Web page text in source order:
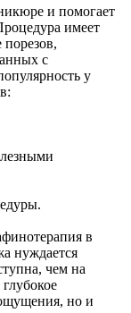
и помогает
имеет
с
у
в
нуждается
чем на
но и